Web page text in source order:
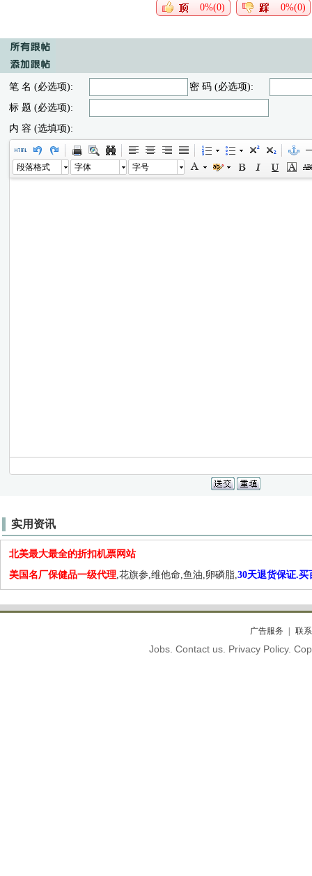
0%(0) 0%(0)
笔 名 (必选项):
密 码 (必选项):
标 题 (必选项):
内 容 (选填项):
段落格式 字体 字号
实用资讯
北美最大最全的折扣机票网站
美国名厂保健品一级代理,花旗参,维他命,鱼油,卵磷脂,30天退货保证.买
广告服务 联
Jobs. Contact us. Privacy Policy.